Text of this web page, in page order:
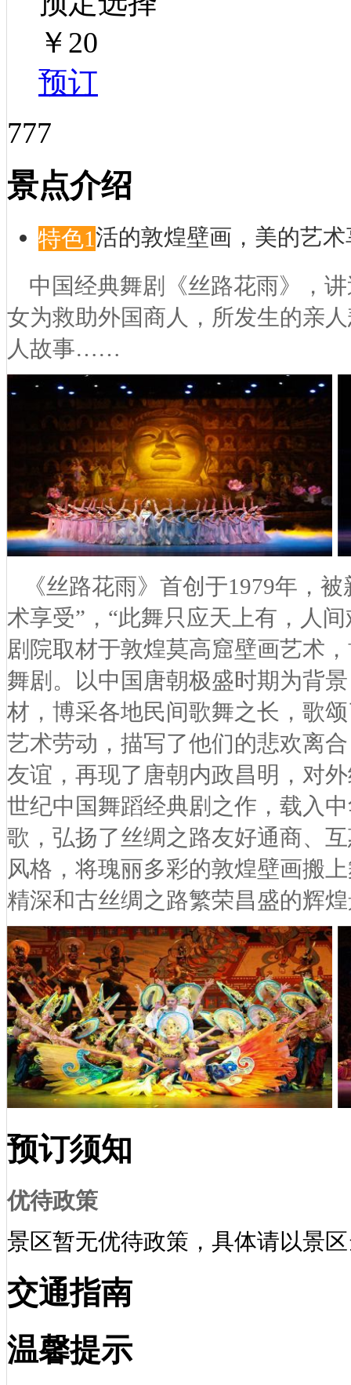
￥20
预订
777
景点介绍
特色1活的敦煌壁画，美的艺术
中国经典舞剧《丝路花雨》，
女为救助外国商人，所发生的亲
人故事……
《丝路花雨》首创于1979年，
术享受”，“此舞只应天上有，人
剧院取材于敦煌莫高窟壁画艺术
舞剧。以中国唐朝极盛时期为背
材，博采各地民间歌舞之长，歌
艺术劳动，描写了他们的悲欢离
友谊，再现了唐朝内政昌明，对
世纪中国舞蹈经典剧之作，载入
歌，弘扬了丝绸之路友好通商、
风格，将瑰丽多彩的敦煌壁画搬
精深和古丝绸之路繁荣昌盛的辉
预订须知
优待政策
景区暂无优待政策，具体请以景
交通指南
温馨提示